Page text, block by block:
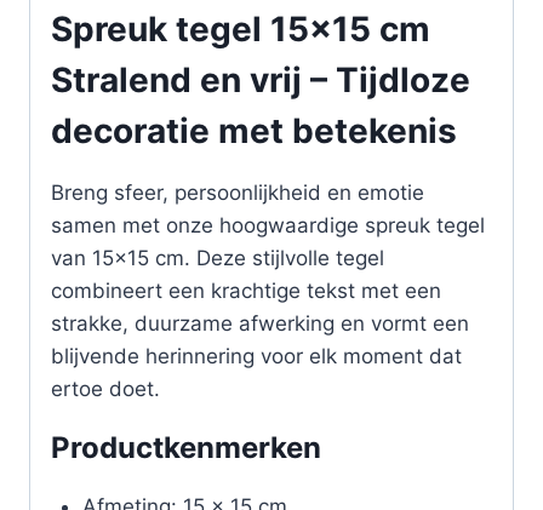
Spreuk tegel 15×15 cm
Stralend en vrij – Tijdloze
decoratie met betekenis
Breng sfeer, persoonlijkheid en emotie
samen met onze hoogwaardige spreuk tegel
van 15×15 cm. Deze stijlvolle tegel
combineert een krachtige tekst met een
strakke, duurzame afwerking en vormt een
blijvende herinnering voor elk moment dat
ertoe doet.
Productkenmerken